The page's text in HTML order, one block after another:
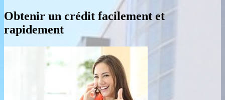
Obtenir un crédit facilement et
rapidement